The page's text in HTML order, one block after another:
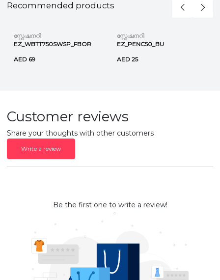
Recommended products
സ്റ്റേഷനറി
EZ_WBTT750SWSP_FBOR
AED 69
സ്റ്റേഷനറി
EZ_PENC50_BU
AED 25
Customer reviews
Share your thoughts with other customers
Write a review
Be the first one to write a review!